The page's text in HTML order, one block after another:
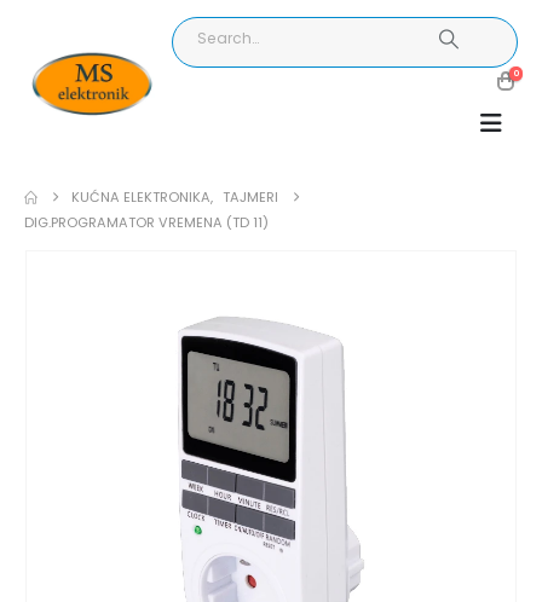
0
KUĆNA ELEKTRONIKA, TAJMERI
DIG.PROGRAMATOR VREMENA (TD 11)